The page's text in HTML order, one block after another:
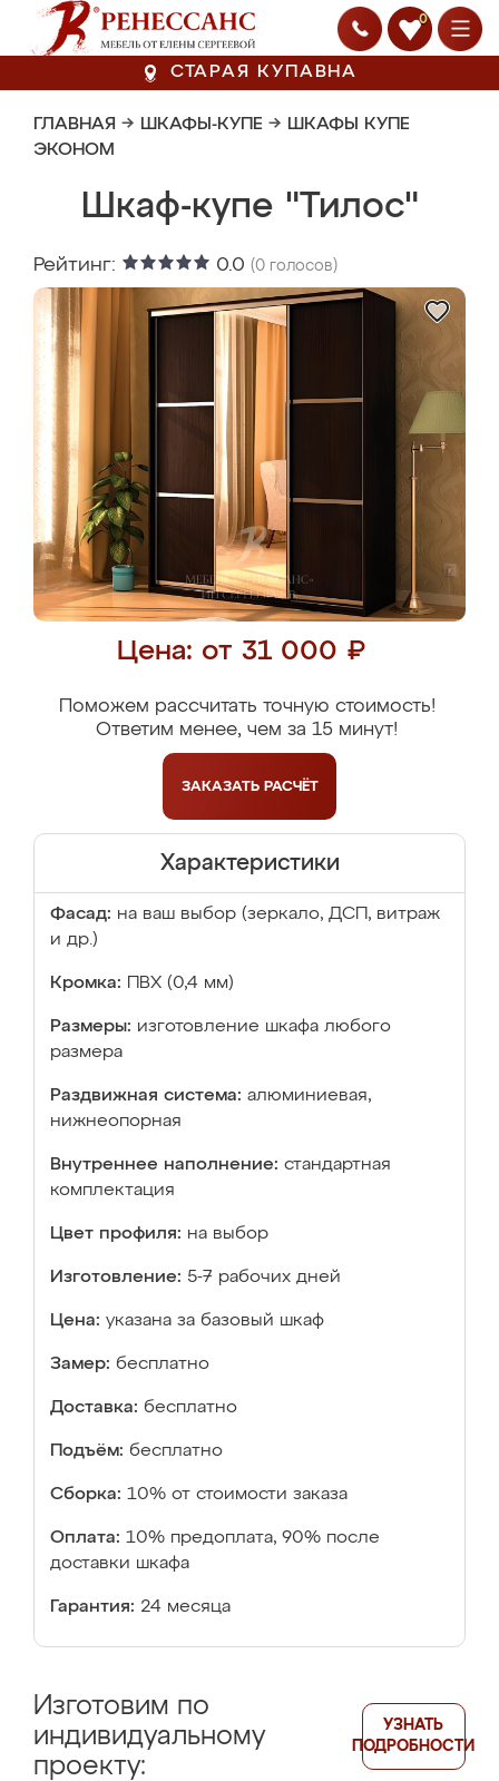
0
СТАРАЯ КУПАВНА
ГЛАВНАЯ → ШКАФЫ-КУПЕ → ШКАФЫ КУПЕ
ЭКОНОМ
Шкаф-купе "Тилос"
Рейтинг: 0.0 (0 голосов)
Цена: от 31 000 ₽
Поможем рассчитать точную стоимость!
Ответим менее, чем за 15 минут!
ЗАКАЗАТЬ РАСЧЁТ
Характеристики
Фасад: на ваш выбор (зеркало, ДСП, витраж
и др.)
Кромка: ПВХ (0,4 мм)
Размеры: изготовление шкафа любого
размера
Раздвижная система: алюминиевая,
нижнеопорная
Внутреннее наполнение: стандартная
комплектация
Цвет профиля: на выбор
Изготовление: 5-7 рабочих дней
Цена: указана за базовый шкаф
Замер: бесплатно
Доставка: бесплатно
Подъём: бесплатно
Сборка: 10% от стоимости заказа
Оплата: 10% предоплата, 90% после
доставки шкафа
Гарантия: 24 месяца
Изготовим по
индивидуальному
проекту:
УЗНАТЬ
ПОДРОБНОСТИ